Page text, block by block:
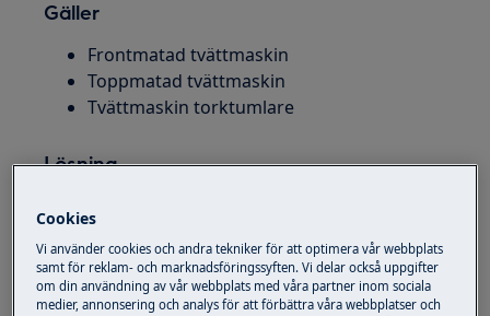
Gäller
Frontmatad tvättmaskin
Toppmatad tvättmaskin
Tvättmaskin torktumlare
Lösning
nyckelkategorierna som moderna modeller av
tvättmaskiner utvärderas efter: ju högre klass,
desto snabbare roterar trumman under
centrifugeringscykeln, och desto mindre blöt
Cookies
Vi använder cookies och andra tekniker för att optimera vår webbplats
samt för reklam- och marknadsföringssyften. Vi delar också uppgifter
om din användning av vår webbplats med våra partner inom sociala
medier, annonsering och analys för att förbättra våra webbplatser och